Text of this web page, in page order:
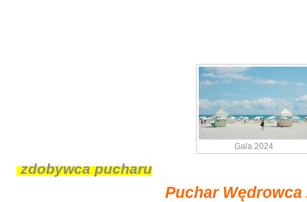
Gala 2024
zdobywca pucharu
Puchar Wędrowca